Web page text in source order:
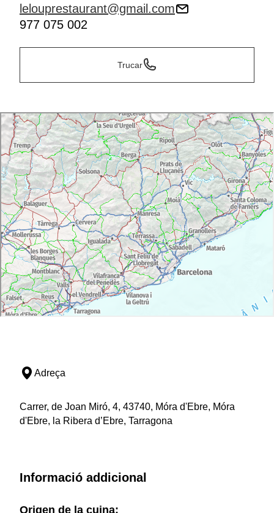
lelouprestaurant@gmail.com
977 075 002
Trucar
Adreça
Carrer, de Joan Miró, 4, 43740, Móra d'Ebre, Móra
d'Ebre, la Ribera d’Ebre, Tarragona
Informació addicional
Origen de la cuina: